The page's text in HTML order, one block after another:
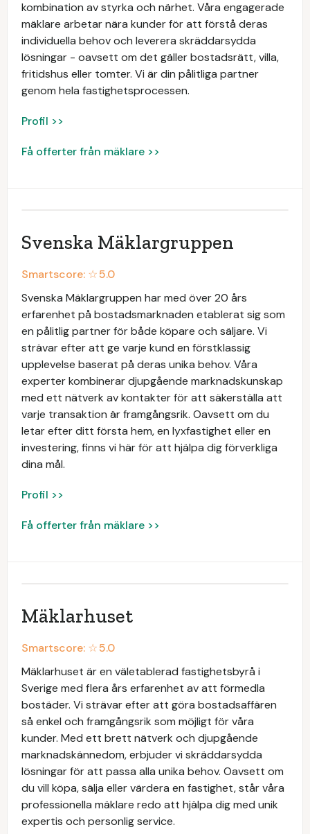
kombination av styrka och närhet. Våra engagerade
mäklare arbetar nära kunder för att förstå deras
individuella behov och leverera skräddarsydda
lösningar - oavsett om det gäller bostadsrätt, villa,
fritidshus eller tomter. Vi är din pålitliga partner
genom hela fastighetsprocessen.
Profil >>
Få offerter från mäklare >>
Svenska Mäklargruppen
Smartscore: ☆5.0
Svenska Mäklargruppen har med över 20 års
erfarenhet på bostadsmarknaden etablerat sig som
en pålitlig partner för både köpare och säljare. Vi
strävar efter att ge varje kund en förstklassig
upplevelse baserat på deras unika behov. Våra
experter kombinerar djupgående marknadskunskap
med ett nätverk av kontakter för att säkerställa att
varje transaktion är framgångsrik. Oavsett om du
letar efter ditt första hem, en lyxfastighet eller en
investering, finns vi här för att hjälpa dig förverkliga
dina mål.
Profil >>
Få offerter från mäklare >>
Mäklarhuset
Smartscore: ☆5.0
Mäklarhuset är en väletablerad fastighetsbyrå i
Sverige med flera års erfarenhet av att förmedla
bostäder. Vi strävar efter att göra bostadsaffären
så enkel och framgångsrik som möjligt för våra
kunder. Med ett brett nätverk och djupgående
marknadskännedom, erbjuder vi skräddarsydda
lösningar för att passa alla unika behov. Oavsett om
du vill köpa, sälja eller värdera en fastighet, står våra
professionella mäklare redo att hjälpa dig med unik
expertis och personlig service.